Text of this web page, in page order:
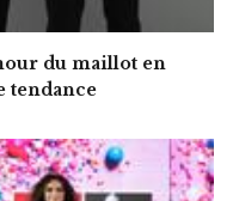
du maillot en
tendance